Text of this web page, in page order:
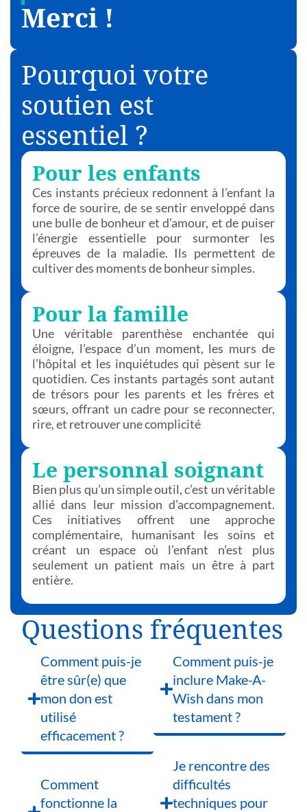
Merci !
Pourquoi votre
soutien est
essentiel ?
Pour les enfants
Ces instants précieux redonnent à l’enfant la
force de sourire, de se sentir enveloppé dans
une bulle de bonheur et d’amour, et de puiser
l’énergie essentielle pour surmonter les
épreuves de la maladie. Ils permettent de
cultiver des moments de bonheur simples.
Pour la famille
Une véritable parenthèse enchantée qui
éloigne, l’espace d’un moment, les murs de
l’hôpital et les inquiétudes qui pèsent sur le
quotidien. Ces instants partagés sont autant
de trésors pour les parents et les frères et
sœurs, offrant un cadre pour se reconnecter,
rire, et retrouver une complicité
Le personnal soignant
Bien plus qu’un simple outil, c’est un véritable
allié dans leur mission d’accompagnement.
Ces initiatives offrent une approche
complémentaire, humanisant les soins et
créant un espace où l’enfant n’est plus
seulement un patient mais un être à part
entière.
Questions fréquentes
Comment puis-je
être sûr(e) que
mon don est
utilisé
efficacement ?
Comment
fonctionne la
Comment puis-je
inclure Make-A-
Wish dans mon
testament ?
Je rencontre des
difficultés
techniques pour